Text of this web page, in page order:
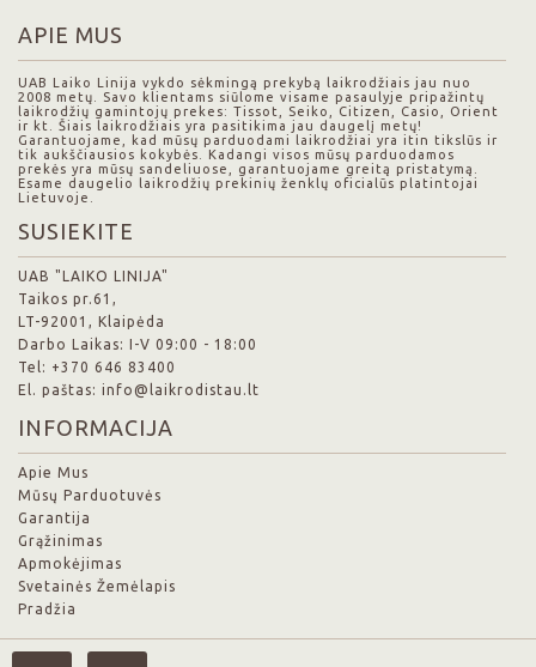
APIE MUS
UAB Laiko Linija vykdo sėkmingą prekybą laikrodžiais jau nuo
2008 metų. Savo klientams siūlome visame pasaulyje pripažintų
laikrodžių gamintojų prekes: Tissot, Seiko, Citizen, Casio, Orient
ir kt. Šiais laikrodžiais yra pasitikima jau daugelį metų!
Garantuojame, kad mūsų parduodami laikrodžiai yra itin tikslūs ir
tik aukščiausios kokybės. Kadangi visos mūsų parduodamos
prekės yra mūsų sandeliuose, garantuojame greitą pristatymą.
Esame daugelio laikrodžių prekinių ženklų oficialūs platintojai
Lietuvoje.
SUSIEKITE
UAB "LAIKO LINIJA"
Taikos pr.61,
LT-92001, Klaipėda
Darbo Laikas: I-V 09:00 - 18:00
Tel: +370 646 83400
El. paštas: info@laikrodistau.lt
INFORMACIJA
Apie Mus
Mūsų Parduotuvės
Garantija
Grąžinimas
Apmokėjimas
Svetainės Žemėlapis
Pradžia